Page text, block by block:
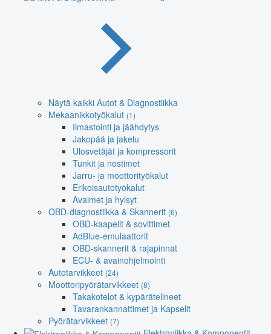
Näytä kaikki Autot & Diagnostiikka
Mekaanikkotyökalut (1)
Ilmastointi ja jäähdytys
Jakopää ja jakelu
Ulosvetäjät ja kompressorit
Tunkit ja nostimet
Jarru- ja moottorityökalut
Erikoisautotyökalut
Avaimet ja hylsyt
OBD-diagnostiikka & Skannerit (6)
OBD-kaapelit & sovittimet
AdBlue-emulaattorit
OBD-skannerit & rajapinnat
ECU- & avainohjelmointi
Autotarvikkeet (24)
Moottoripyörätarvikkeet (8)
Takakotelot & kypärätelineet
Tavarankannattimet ja Kapselit
Pyörätarvikkeet (7)